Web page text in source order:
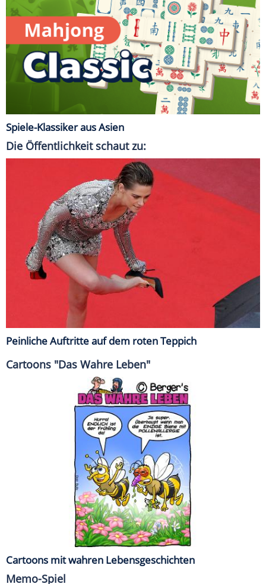
Spiele-Klassiker aus Asien
Die Öffentlichkeit schaut zu:
Peinliche Auftritte auf dem roten Teppich
Cartoons "Das Wahre Leben"
Cartoons mit wahren Lebensgeschichten
Memo-Spiel